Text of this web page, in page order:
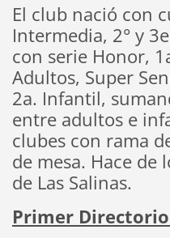
El club nació con
Intermedia, 2° y
con serie Honor,
Adultos, Super
2a. Infantil,
entre adultos e
clubes con rama
de mesa. Hace de
de Las Salinas.
Primer